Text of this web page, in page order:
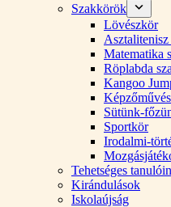
Szakkörök
Lövészkör
Matematika
Röplabda
Kangoo
Sütünk-
Sportkör
Irodalmi-
Tehetséges
Kirándulások
Iskolaújság